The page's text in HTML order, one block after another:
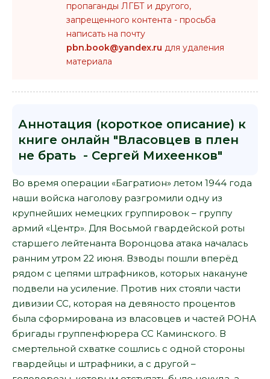
пропаганды ЛГБТ и другого,
запрещенного контента - просьба
написать на почту
pbn.book@yandex.ru для удаления
материала
Аннотация (короткое описание) к
книге онлайн "Власовцев в плен
не брать - Сергей Михеенков"
Во время операции «Багратион» летом 1944 года
наши войска наголову разгромили одну из
крупнейших немецких группировок – группу
армий «Центр». Для Восьмой гвардейской роты
старшего лейтенанта Воронцова атака началась
ранним утром 22 июня. Взводы пошли вперёд
рядом с цепями штрафников, которых накануне
подвели на усиление. Против них стояли части
дивизии СС, которая на девяносто процентов
была сформирована из власовцев и частей РОНА
бригады группенфюрера СС Каминского. В
смертельной схватке сошлись с одной стороны
гвардейцы и штрафники, а с другой –